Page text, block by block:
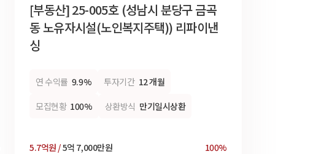
[부동산] 25-005호 (성남시 분당구 금곡
동 노유자시설(노인복지주택)) 리파이낸
싱
연 수익률 9.9% 투자기간 12 개월
모집현황 100% 상환방식 만기일시상환
5.7억원 /5억 7,000만원 100%